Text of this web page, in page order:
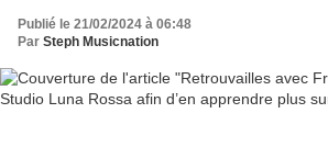
Publié le 21/02/2024 à 06:48
Par Steph Musicnation